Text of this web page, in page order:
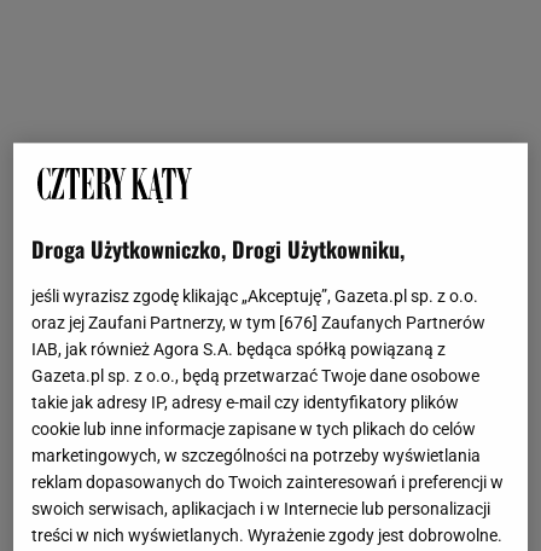
Droga Użytkowniczko, Drogi Użytkowniku,
jeśli wyrazisz zgodę klikając „Akceptuję”, Gazeta.pl sp. z o.o.
oraz jej Zaufani Partnerzy, w tym [ 676 ] Zaufanych Partnerów
IAB, jak również Agora S.A. będąca spółką powiązaną z
Gazeta.pl sp. z o.o., będą przetwarzać Twoje dane osobowe
takie jak adresy IP, adresy e-mail czy identyfikatory plików
cookie lub inne informacje zapisane w tych plikach do celów
marketingowych, w szczególności na potrzeby wyświetlania
reklam dopasowanych do Twoich zainteresowań i preferencji w
swoich serwisach, aplikacjach i w Internecie lub personalizacji
treści w nich wyświetlanych. Wyrażenie zgody jest dobrowolne.